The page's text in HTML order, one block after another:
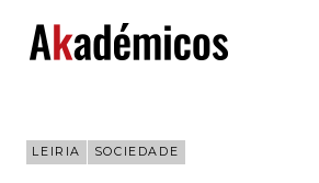
content
LEIRIA SOCIEDADE